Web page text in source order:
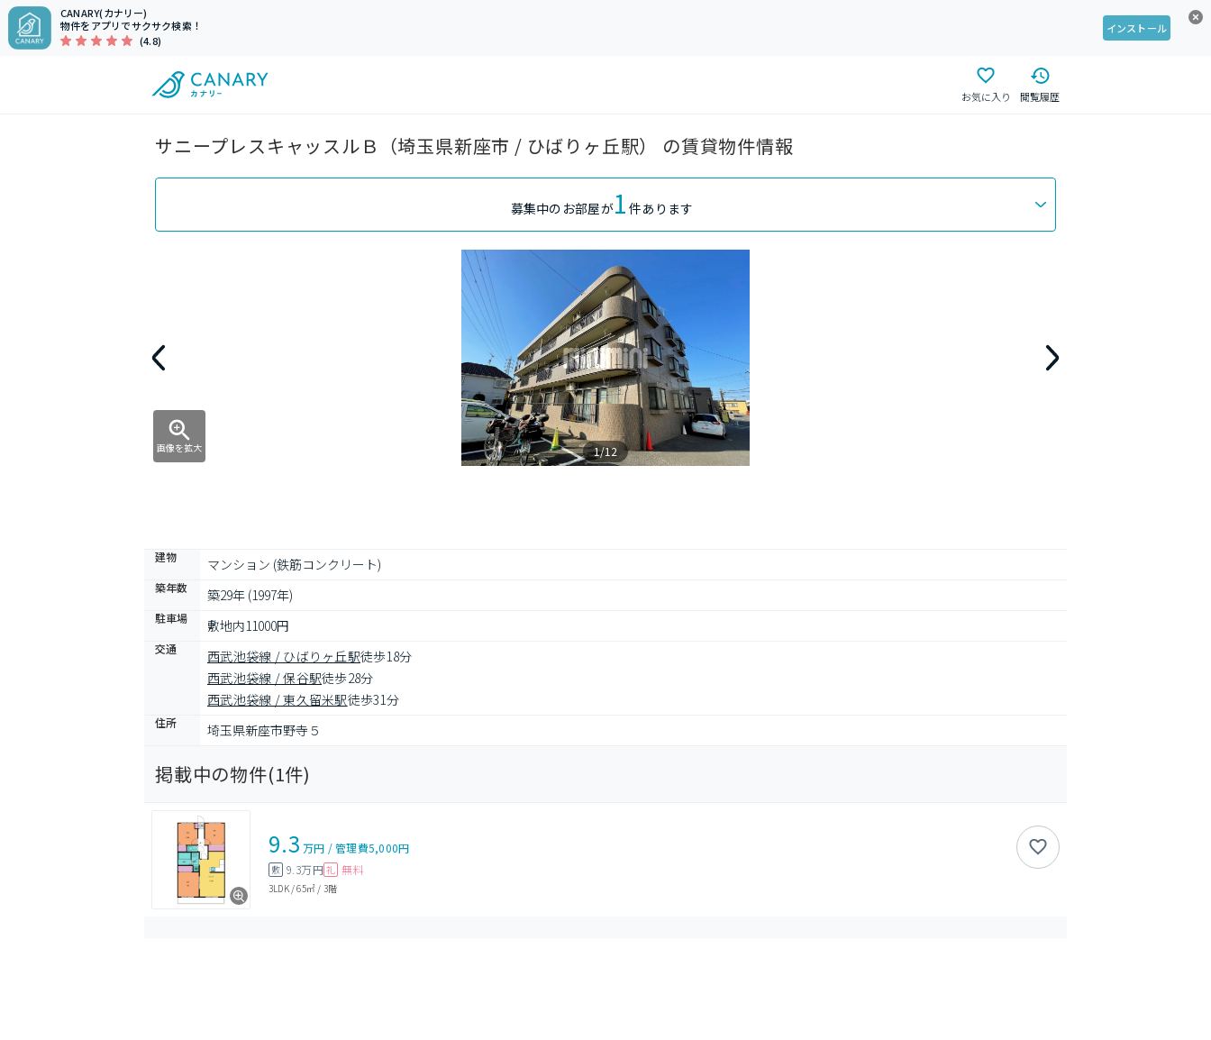
CANARY(カナリー)
物件をアプリでサクサク検索！
(4.8)
インストール
お気に入り 閲覧履歴
サニープレスキャッスルＢ（埼玉県新座市 / ひばりヶ丘駅） の賃貸物件情報
募集中のお部屋が1 件あります
画像を拡大 1/12
建物 マンション (鉄筋コンクリート)
築年数 築29年 (1997年)
駐車場 敷地内11000円
交通 西武池袋線 / ひばりヶ丘駅徒歩18分
西武池袋線 / 保谷駅徒歩28分
西武池袋線 / 東久留米駅徒歩31分
住所 埼玉県新座市野寺５
掲載中の物件(1件)
9.3 万円 /管理費5,000円
敷 9.3万円 礼 無料
3LDK/65㎡ / 3階